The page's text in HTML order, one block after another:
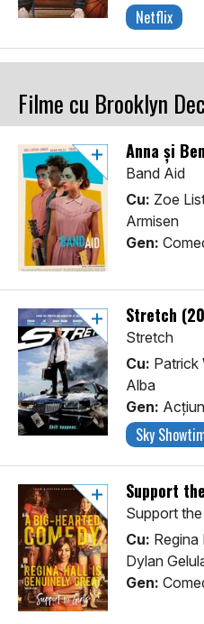
Netflix
Filme cu Brooklyn
Anna și
Band Aid
Cu: Zoe
Armisen
Gen:
Stretch
Stretch
Cu: Patrick
Alba
Gen:
Sky
Support
Support the
Cu: Regina
Dylan
Gen: